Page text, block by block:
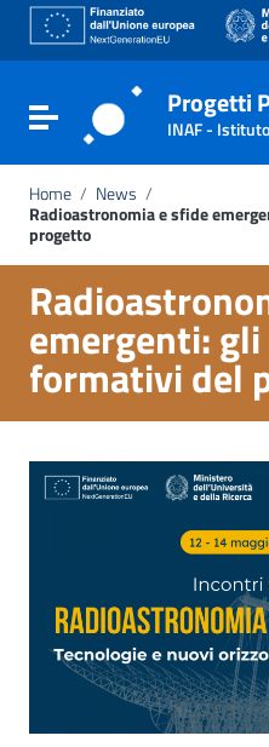
Go to content
Go to the navigation menu
Go to the footer
Toggle navigationProgetti
INAF -
Home / News /
Radioastronomia e sfide
progetto
emergenti:
formativi del